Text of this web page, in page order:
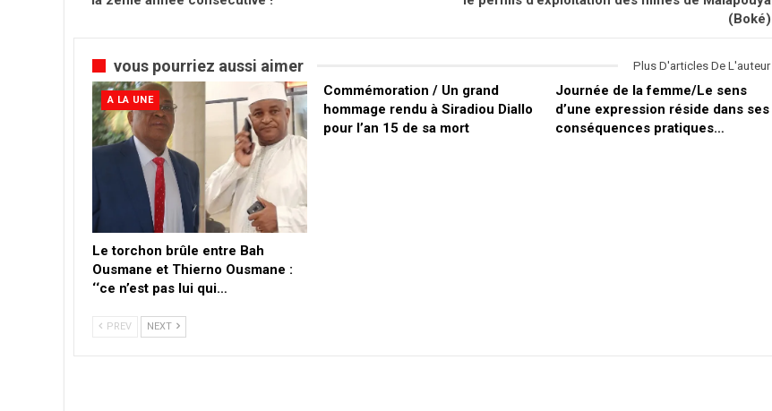
(Boké)
vous pourriez aussi aimer Plus D'articles De L'auteur
A LA UNE
Le torchon brûle entre Bah
Ousmane et Thierno Ousmane :
‘‘ce n’est pas lui qui…
Commémoration / Un grand
hommage rendu à Siradiou Diallo
pour l’an 15 de sa mort
Journée de la femme/Le sens
d’une expression réside dans ses
conséquences pratiques…
PREV NEXT